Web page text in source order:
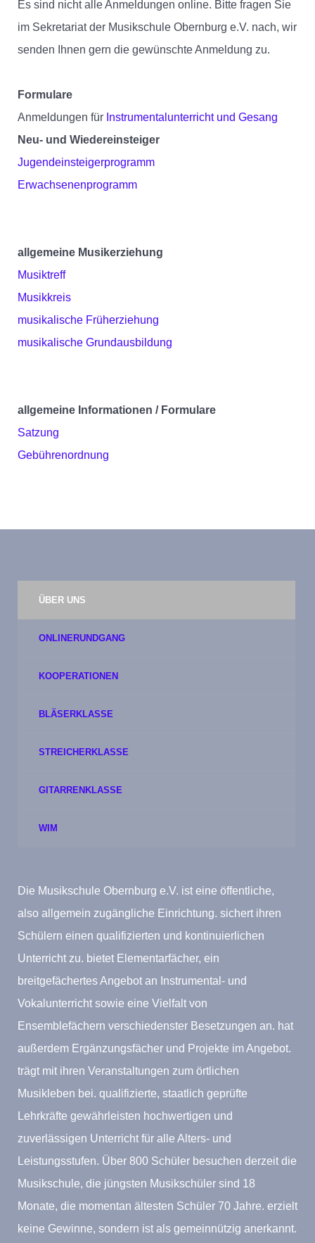
Es sind nicht alle Anmeldungen online. Bitte fragen Sie
im Sekretariat der Musikschule Obernburg e.V. nach, wir
senden Ihnen gern die gewünschte Anmeldung zu.
Formulare
Anmeldungen für Instrumentalunterricht und Gesang
Neu- und Wiedereinsteiger
Jugendeinsteigerprogramm
Erwachsenenprogramm
allgemeine Musikerziehung
Musiktreff
Musikkreis
musikalische Früherziehung
musikalische Grundausbildung
allgemeine Informationen / Formulare
Satzung
Gebührenordnung
ÜBER UNS
ONLINERUNDGANG
KOOPERATIONEN
BLÄSERKLASSE
STREICHERKLASSE
GITARRENKLASSE
WIM
Die Musikschule Obernburg e.V. ist eine öffentliche,
also allgemein zugängliche Einrichtung. sichert ihren
Schülern einen qualifizierten und kontinuierlichen
Unterricht zu. bietet Elementarfächer, ein
breitgefächertes Angebot an Instrumental- und
Vokalunterricht sowie eine Vielfalt von
Ensemblefächern verschiedenster Besetzungen an. hat
außerdem Ergänzungsfächer und Projekte im Angebot.
trägt mit ihren Veranstaltungen zum örtlichen
Musikleben bei. qualifizierte, staatlich geprüfte
Lehrkräfte gewährleisten hochwertigen und
zuverlässigen Unterricht für alle Alters- und
Leistungsstufen. Über 800 Schüler besuchen derzeit die
Musikschule, die jüngsten Musikschüler sind 18
Monate, die momentan ältesten Schüler 70 Jahre. erzielt
keine Gewinne, sondern ist als gemeinnützig anerkannt.